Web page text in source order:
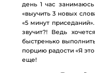
день 1 час
«выучить 3 новых
«5 минут
звучит?! Ведь
быстренько
порцию радости «Я
еще!